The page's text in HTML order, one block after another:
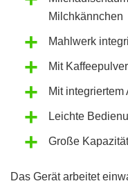
Milchkännchen
Mahlwerk
Mit
Mit
Leichte
Große
Das Gerät arbeitet